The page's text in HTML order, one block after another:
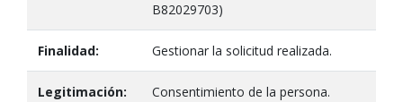
B82029703)
Finalidad: Gestionar la solicitud realizada.
Legitimación: Consentimiento de la persona.